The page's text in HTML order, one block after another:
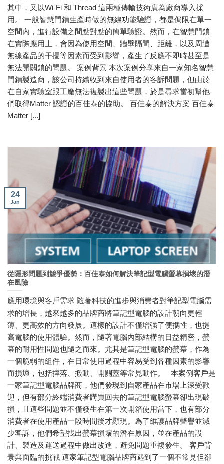
其中，又以Wi-Fi 和 Thread 這兩種傳輸技術廣為廠商導入採
用。 一般智慧門鎖生產時做的無線功能驗證，都是侷限在單一
空間內，進行設備之間點對點的簡單驗證。然而，在智慧門鎖
在實際應用上，會因為使用空間、牆壁隔間、距離，以及周遭
無線產品的干擾等因素而受到影響，產生了反應不即時甚至是
無法開關鎖的問題。 案例背景 本次案例分享來自一家知名智慧
門鎖製造商，該公司持續收到來自使用者的客訴問題，但由於
在自家實驗室跟工廠無法複製出這些問題，於是尋求當初幫他
們取得Matter 認證的百佳泰的協助。 百佳泰的解決方案 百佳泰
Matter [...]
從隱形問題到競爭優勢：百佳泰如何解決筆記型電腦螢幕損壞的潛
在風險
應用環境與客戶需求 隨著科技的進步與消費者對筆記型電腦需
求的增長，越來越多的品牌商將筆記型電腦的設計朝向更輕
薄、更高效的方向發展。這樣的設計不僅增強了便攜性，也提
高電腦的使用體驗。然而，隨著電腦內部結構的日益精密，螢
幕的耐用性問題也隨之而來。尤其是筆記型電腦的螢幕，作為
一個脆弱的組件，在日常使用過程中容易受到各種因素的影響
而損壞，包括摔落、搬動、開關蓋等常見動作。 本案例客戶是
一家筆記型電腦品牌商，他們發現到自家產品在市場上深受歡
迎，但有部分終端消費者購買回去的筆記型電腦螢幕卻出現破
損，且這些問題並不僅發生在第一次開箱使用當下，也有部分
消費者在使用產品一段時間後才顯現。為了維護品牌聲譽並減
少客訴，他們希望找出螢幕損壞的潛在原因，並在產品的設
計、製造及運送過程中做出改進，避免問題重複發生。 客戶背
景與面臨的挑戰 這家筆記型電腦品牌商遇到了一個不常見但卻
24
Jan